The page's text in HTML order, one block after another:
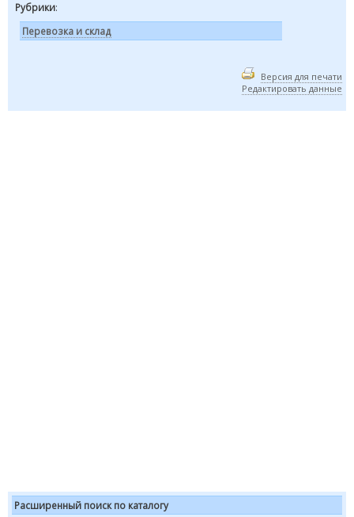
Рубрики:
Перевозка и склад
Версия для печати
Редактировать данные
Расширенный поиск по каталогу